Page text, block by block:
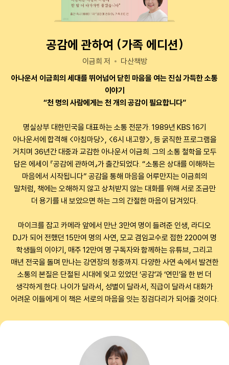
공감에 관하여 (가족 에디션)
이금희 저
다산책방
아나운서 이금희의 세대를 뛰어넘어 닫힌 마음을 여는 진심 가득한 소통
이야기
“천 명의 사람에게는 천 개의 공감이 필요합니다”
명실상부 대한민국을 대표하는 소통 전문가. 1989년 KBS 16기
아나운서에 합격해 <아침마당>, <6시 내고향>, 등 굵직한 프로그램을
거치며 36년간 대중과 교감한 아나운서 이금희. 그의 소통 철학을 모두
담은 에세이 『공감에 관하여』가 출간되었다. “소통은 상대를 이해하는
마음에서 시작됩니다” 공감을 통해 마음을 어루만지는 이금희의
말처럼, 책에는 오해하지 않고 상처받지 않는 대화를 위해 서로 조금만
더 용기를 내 보았으면 하는 그의 간절한 마음이 담겨있다.
마이크를 잡고 카메라 앞에서 만난 3만여 명이 들려준 인생, 라디오
DJ가 되어 전했던 15만여 명의 사연, 모교 겸임교수로 접한 2200여 명
학생들의 이야기, 매주 12만여 명 구독자와 함께하는 유튜브, 그리고
매년 전국을 돌며 만나는 강연장의 청중까지. 다양한 사연 속에서 발견한
소통의 본질은 단절된 시대에 잊고 있었던 ‘공감’과 ‘연민’을 한 번 더
생각하게 한다. 나이가 달라서, 성별이 달라서, 직급이 달라서 대화가
어려운 이들에게 이 책은 서로의 마음을 잇는 징검다리가 되어줄 것이다.